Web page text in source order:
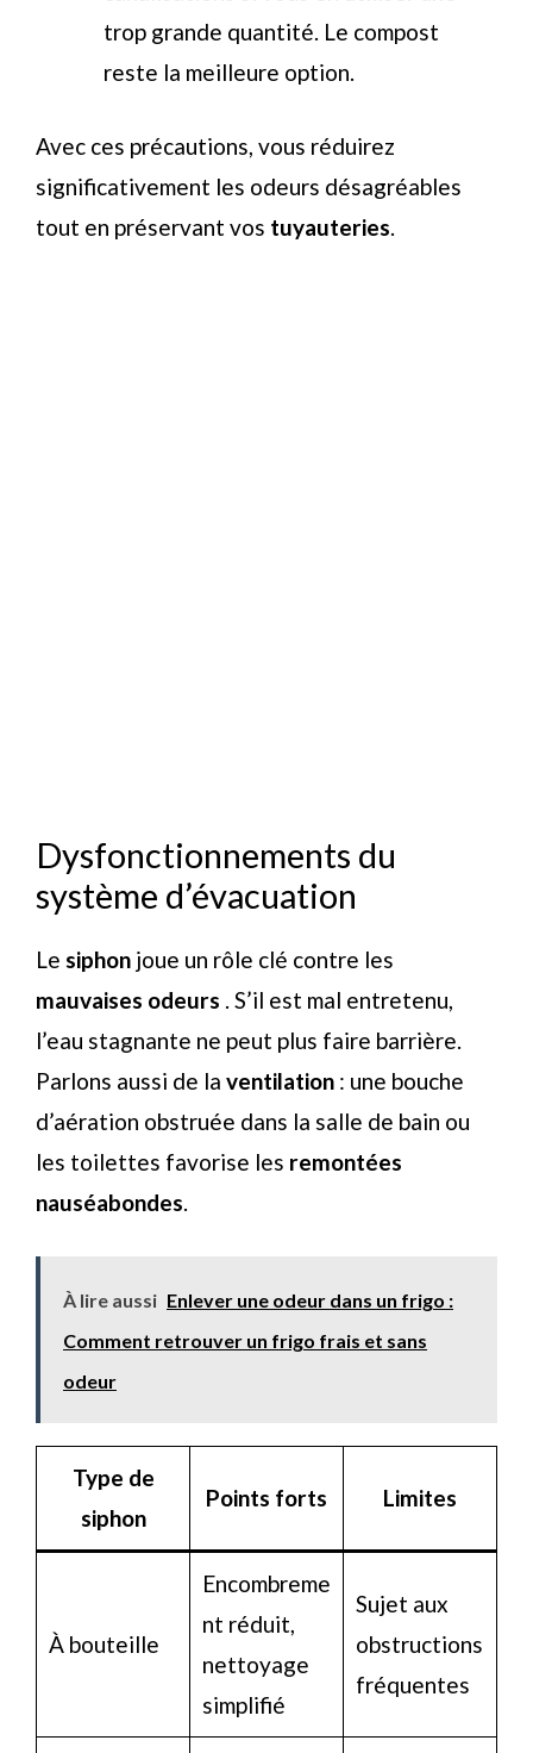
trop grande quantité. Le compost
reste la meilleure option.
Avec ces précautions, vous réduirez
significativement les odeurs désagréables
tout en préservant vos tuyauteries.
Dysfonctionnements du
système d’évacuation
Le siphon joue un rôle clé contre les
mauvaises odeurs . S’il est mal entretenu,
l’eau stagnante ne peut plus faire barrière.
Parlons aussi de la ventilation : une bouche
d’aération obstruée dans la salle de bain ou
les toilettes favorise les remontées
nauséabondes.
À lire aussi Enlever une odeur dans un frigo :
Comment retrouver un frigo frais et sans
odeur
Type de
siphon
Points forts Limites
À bouteille
Encombreme
nt réduit,
nettoyage
simplifié
Sujet aux
obstructions
fréquentes